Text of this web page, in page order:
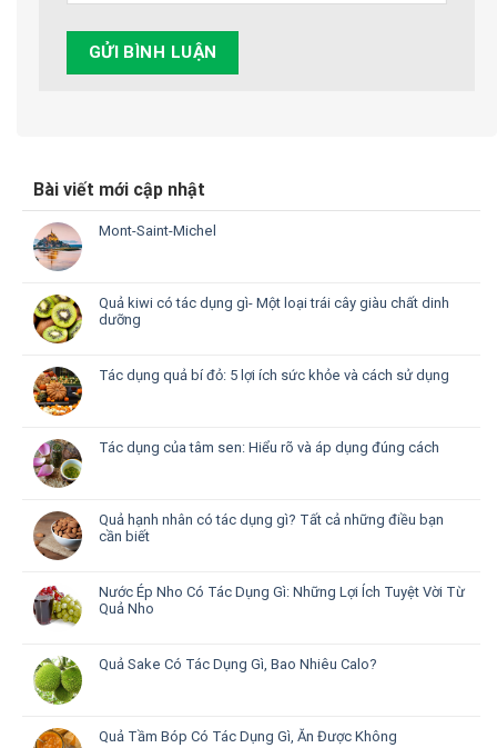
Bài viết mới cập nhật
Mont-Saint-Michel
Quả kiwi có tác dụng gì- Một loại trái cây giàu chất dinh
dưỡng
Tác dụng quả bí đỏ: 5 lợi ích sức khỏe và cách sử dụng
Tác dụng của tâm sen: Hiểu rõ và áp dụng đúng cách
Quả hạnh nhân có tác dụng gì? Tất cả những điều bạn
cần biết
Nước Ép Nho Có Tác Dụng Gì: Những Lợi Ích Tuyệt Vời Từ
Quả Nho
Quả Sake Có Tác Dụng Gì, Bao Nhiêu Calo?
Quả Tầm Bóp Có Tác Dụng Gì, Ăn Được Không